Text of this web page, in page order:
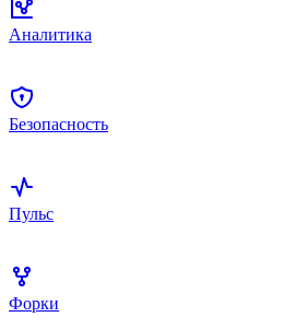
Аналитика
Безопасность
Пульс
Форки